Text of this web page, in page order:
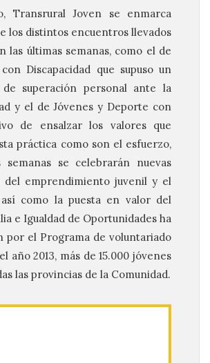
Transrural Joven se enmarca
los distintos encuentros llevados
las últimas semanas, como el de
Discapacidad que supuso un
de superación personal ante la
y el de Jóvenes y Deporte con
de ensalzar los valores que
práctica como son el esfuerzo,
se celebrarán nuevas
emprendimiento juvenil y el
como la puesta en valor del
e Igualdad de Oportunidades ha
por el Programa de voluntariado
año 2013, más de 15.000 jóvenes
las provincias de la Comunidad.